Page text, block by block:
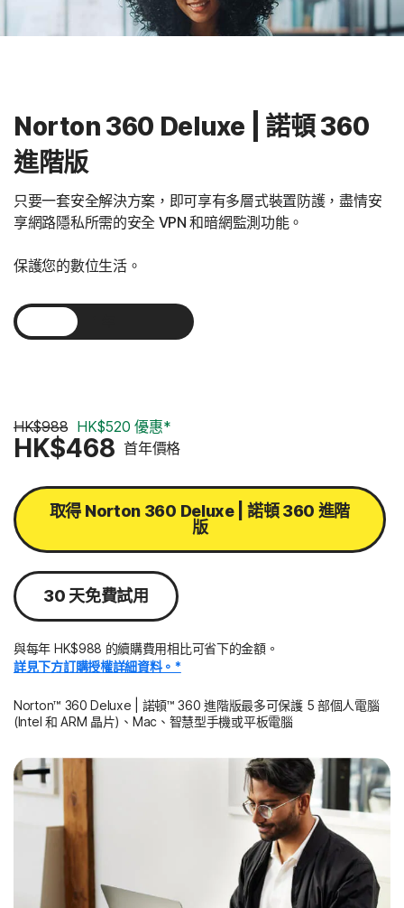
Norton 360 Deluxe | 諾頓 360
進階版
只要一套安全解決方案，即可享有多層式裝置防護，盡情安
享網路隱私所需的安全 VPN 和暗網監測功能。
保護您的數位生活。
HK$988 HK$520 優惠*
HK$468 首年價格
取得 Norton 360 Deluxe | 諾頓 360 進階
版
30 天免費試用
與每年 HK$988 的續購費用相比可省下的金額。
詳見下方訂購授權詳細資料。*
Norton™ 360 Deluxe | 諾頓™ 360 進階版最多可保護 5 部個人電腦
(Intel 和 ARM 晶片)、Mac、智慧型手機或平板電腦